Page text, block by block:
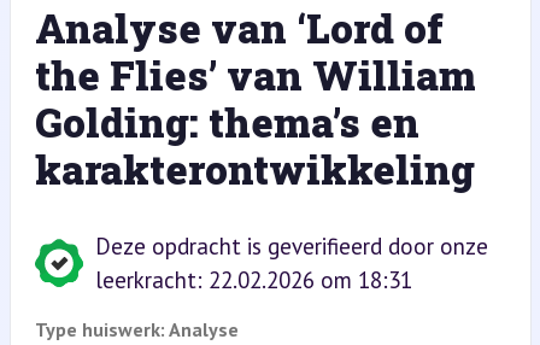
Analyse van ‘Lord of
the Flies’ van William
Golding: thema’s en
karakterontwikkeling
Deze opdracht is geverifieerd door onze
leerkracht: 22.02.2026 om 18:31
Type huiswerk: Analyse